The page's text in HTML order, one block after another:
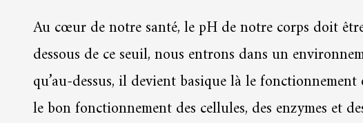
Au cœur de notre santé, le pH de notre corps doit
dessous de ce seuil, nous entrons dans un
qu’au-dessus, il devient basique là le
le bon fonctionnement des cellules, des enzymes et